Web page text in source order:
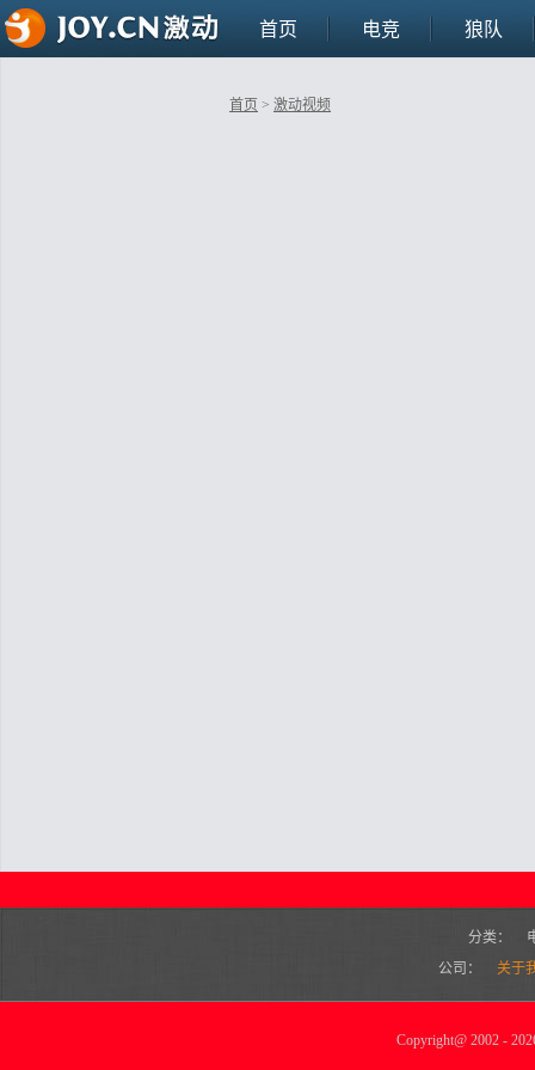
首页 电竞 狼队
首页 > 激动视频
分类：
公司：
关于
Copyright@2002 -